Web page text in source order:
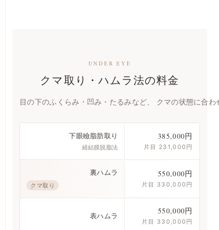
UNDER EYE
クマ取り・ハムラ法の料金
目の下のふくらみ・凹み・たるみなど、 クマの状態に合
下眼瞼脂肪取り
経結膜脱脂法
385,000円
片目 231,000円
裏ハムラ
クマ取り
550,000円
片目 330,000円
表ハムラ
550,000円
片目 330,000円